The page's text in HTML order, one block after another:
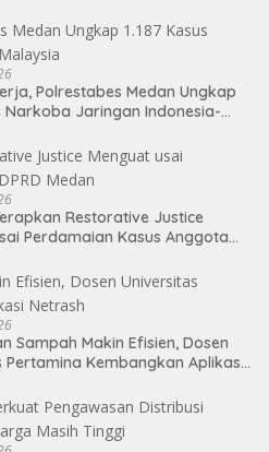
Polrestabes Medan Ungkap
Narkoba Jaringan Indonesia-
Restorative Justice
Perdamaian Kasus Anggota
Sampah Makin Efisien, Dosen
Pertamina Kembangkan Aplikasi